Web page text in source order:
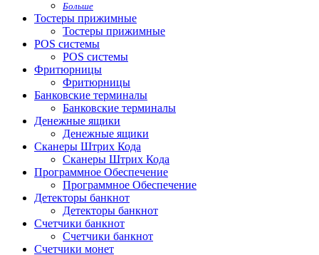
Больше
Тостеры прижимные
Тостеры прижимные
POS системы
POS системы
Фритюрницы
Фритюрницы
Банковские терминалы
Банковские терминалы
Денежные ящики
Денежные ящики
Сканеры Штрих Кода
Сканеры Штрих Кода
Программное Обеспечение
Программное Обеспечение
Детекторы банкнот
Детекторы банкнот
Счетчики банкнот
Счетчики банкнот
Счетчики монет